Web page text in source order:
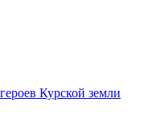
Курской земли